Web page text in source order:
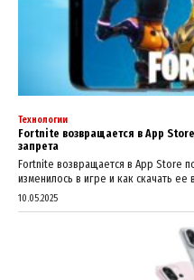
Технологии
Fortnite возвращается в App
запрета
Fortnite возвращается в App Store
изменилось в игре и как скачать ее
10.05.2025